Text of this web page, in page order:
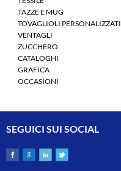
TAZZE E MUG
TOVAGLIOLI PERSONALIZZATI
VENTAGLI
ZUCCHERO
CATALOGHI
GRAFICA
OCCASIONI
SEGUICI SUI SOCIAL